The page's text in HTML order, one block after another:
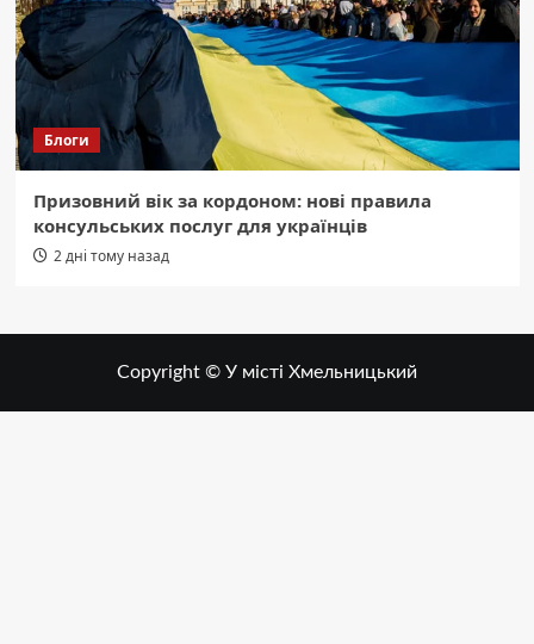
Блоги
Призовний вік за кордоном: нові правила
консульських послуг для українців
2 дні тому назад
Copyright © У місті Хмельницький